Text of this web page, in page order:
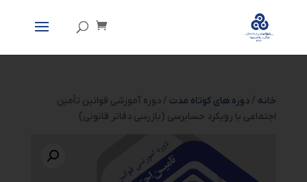
خانه / دوره های کوتاه مدت/ دوره آموزشی قوانین تأمین
اجتماعی با رویکرد حسابرسی (بازرسی دفاتر قانونی)